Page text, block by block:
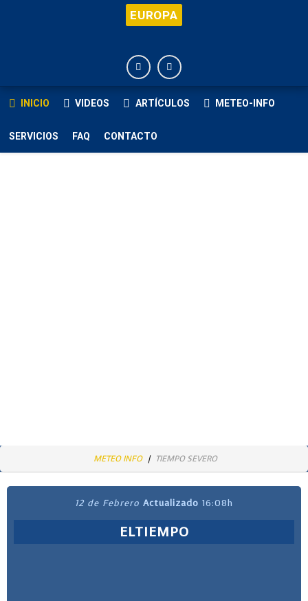
EUROPA
INICIO VIDEOS ARTÍCULOS METEO-INFO
SERVICIOS FAQ CONTACTO
METEO INFO TIEMPO SEVERO
12 de Febrero Actualizado 16:08h
ELTIEMPO